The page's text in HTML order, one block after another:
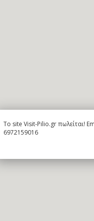
To site Visit-Pilio.gr πωλείται!
6972159016